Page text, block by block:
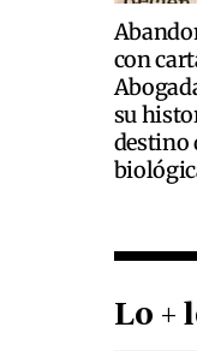
con
su
destino
Lo +